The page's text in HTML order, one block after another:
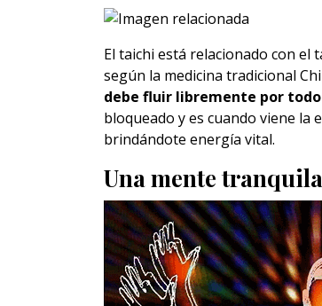
El taichi está relacionado con el
según la medicina tradicional
debe fluir libremente por
bloqueado y es cuando viene la
brindándote energía vital.
Una mente tranquila